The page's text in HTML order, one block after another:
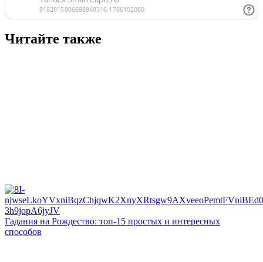
Читайте также
Гадания на Рождество: топ-15 простых и интересных
способов